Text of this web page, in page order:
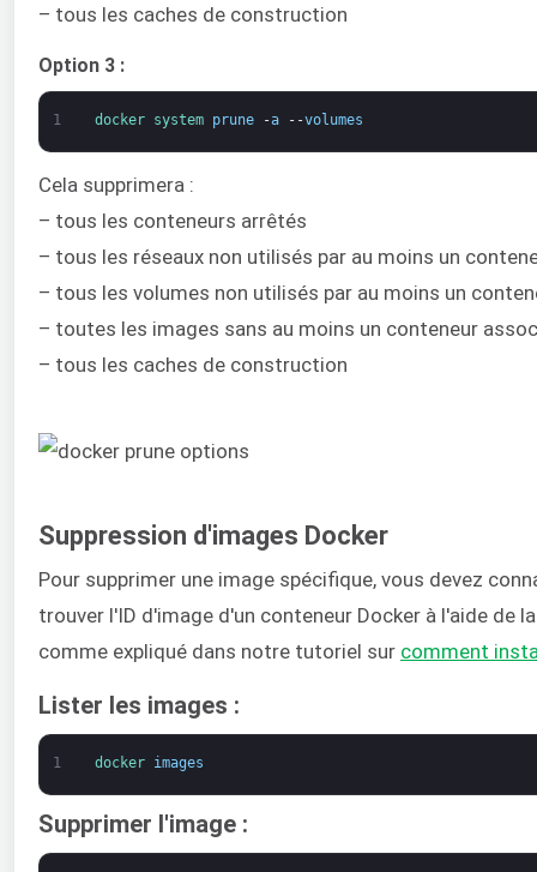
– tous les caches de construction
Option 3 :
1 docker system prune -a --volumes
Cela supprimera :
– tous les conteneurs arrêtés
– tous les réseaux non utilisés par au moins un
– tous les volumes non utilisés par au moins un
– toutes les images sans au moins un conteneur
– tous les caches de construction
Suppression d'images Docker
Pour supprimer une image spécifique, vous devez
trouver l'ID d'image d'un conteneur Docker à l'aide de
comme expliqué dans notre tutoriel sur comment
Lister les images :
1 docker images
Supprimer l'image :